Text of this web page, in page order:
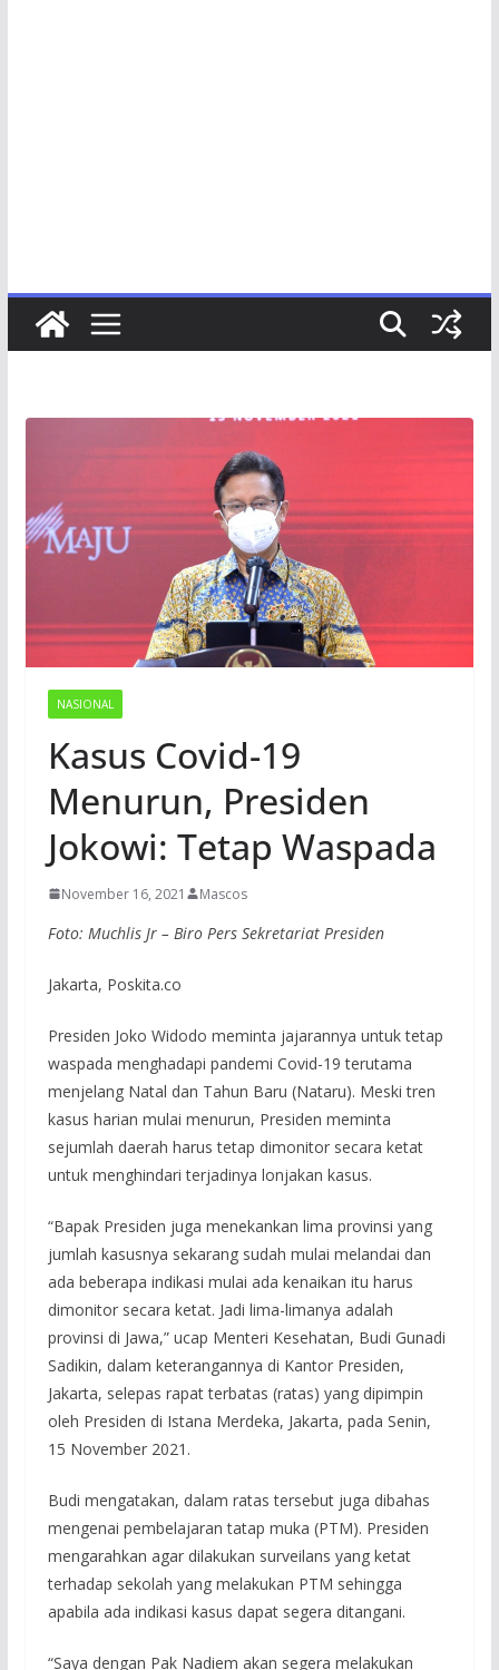
NASIONAL
Kasus Covid-19
Menurun, Presiden
Jokowi: Tetap Waspada
November 16, 2021 Mascos
Foto: Muchlis Jr – Biro Pers Sekretariat Presiden
Jakarta, Poskita.co
Presiden Joko Widodo meminta jajarannya untuk tetap
waspada menghadapi pandemi Covid-19 terutama
menjelang Natal dan Tahun Baru (Nataru). Meski tren
kasus harian mulai menurun, Presiden meminta
sejumlah daerah harus tetap dimonitor secara ketat
untuk menghindari terjadinya lonjakan kasus.
“Bapak Presiden juga menekankan lima provinsi yang
jumlah kasusnya sekarang sudah mulai melandai dan
ada beberapa indikasi mulai ada kenaikan itu harus
dimonitor secara ketat. Jadi lima-limanya adalah
provinsi di Jawa,” ucap Menteri Kesehatan, Budi Gunadi
Sadikin, dalam keterangannya di Kantor Presiden,
Jakarta, selepas rapat terbatas (ratas) yang dipimpin
oleh Presiden di Istana Merdeka, Jakarta, pada Senin,
15 November 2021.
Budi mengatakan, dalam ratas tersebut juga dibahas
mengenai pembelajaran tatap muka (PTM). Presiden
mengarahkan agar dilakukan surveilans yang ketat
terhadap sekolah yang melakukan PTM sehingga
apabila ada indikasi kasus dapat segera ditangani.
“Saya dengan Pak Nadiem akan segera melakukan